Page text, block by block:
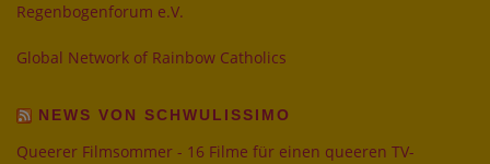
Regenbogenforum e.V.
Global Network of Rainbow Catholics
NEWS VON SCHWULISSIMO
Queerer Filmsommer - 16 Filme für einen queeren TV-